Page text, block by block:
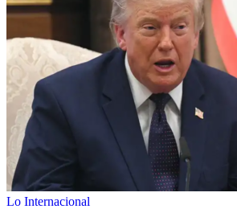
Lo Internacional